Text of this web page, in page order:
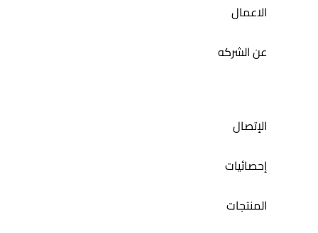
الاعمال
عن الشركه
الإتصال
إحصائيات
المنتجات